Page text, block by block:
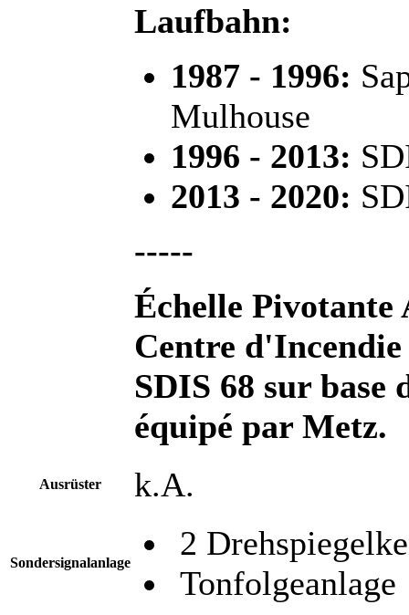
Laufbahn:
1987 - 1996:
Mulhouse
1996 - 2013:
2013 - 2020:
-----
Échelle Pivotante
Centre d'Incendie
SDIS 68 sur base
équipé par Metz.
Ausrüster k.A.
Sondersignalanlage
2
Tonfolgeanlage